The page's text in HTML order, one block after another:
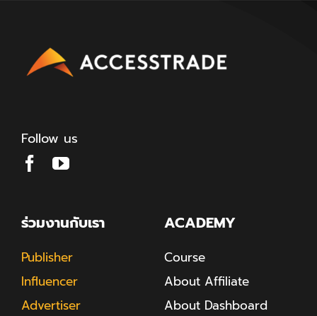
Follow us
ร่วมงานกับเรา
Publisher
Influencer
Advertiser
ACADEMY
Course
About Affiliate
About Dashboard